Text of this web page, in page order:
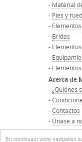
En continuant votre navigation
- Material
- Pies y
-
- Bridas
-
-
-
Acerca de
-¿Quiénes
-
-Contactos
- Únase a
-Inicio del